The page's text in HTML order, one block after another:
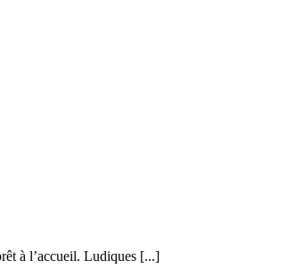
à l’accueil. Ludiques [...]